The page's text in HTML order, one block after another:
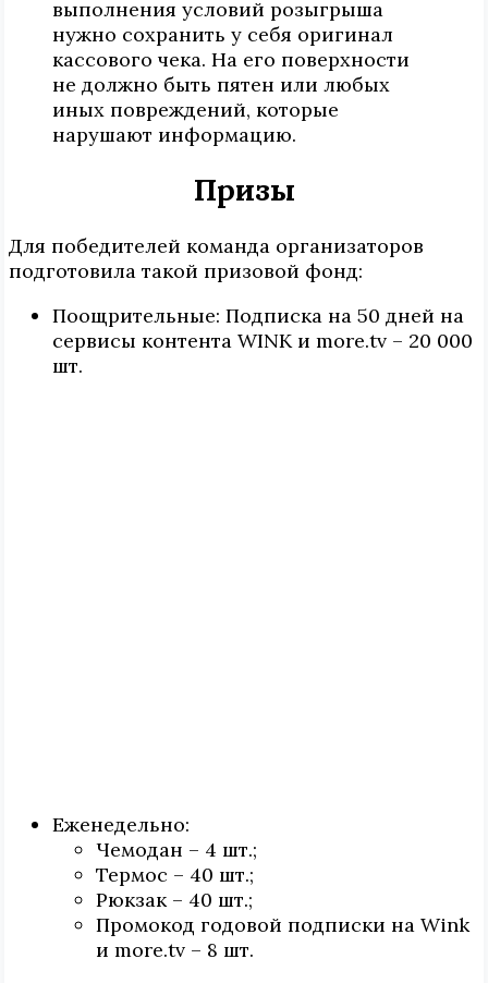
выполнения условий розыгрыша
нужно сохранить у себя оригинал
кассового чека. На его поверхности
не должно быть пятен или любых
иных повреждений, которые
нарушают информацию.
Призы
Для победителей команда организаторов
подготовила такой призовой фонд:
Поощрительные: Подписка на 50 дней на
сервисы контента WINK и more.tv – 20 000
шт.
Еженедельно:
Чемодан – 4 шт.;
Термос – 40 шт.;
Рюкзак – 40 шт.;
Промокод годовой подписки на Wink
и more.tv – 8 шт.